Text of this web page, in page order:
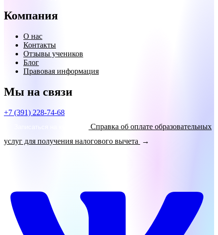
Компания
О нас
Контакты
Отзывы учеников
Блог
Правовая информация
Мы на связи
+7 (391) 228-74-68
Справка об оплате образовательных
услуг для получения налогового вычета